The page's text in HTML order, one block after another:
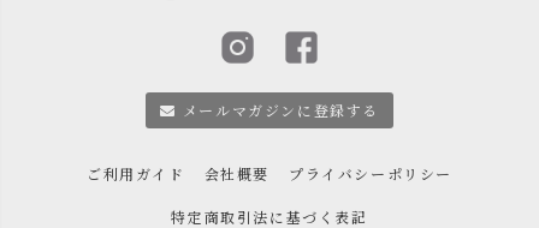
メールマガジンに登録する
ご利用ガイド 会社概要 プライバシーポリシー
特定商取引法に基づく表記